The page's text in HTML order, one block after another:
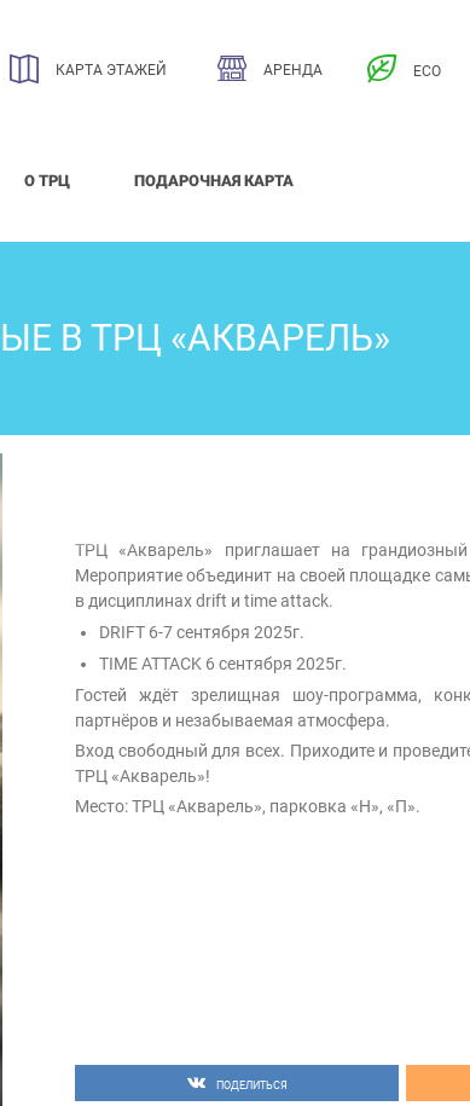
КАРТА ЭТАЖЕЙ АРЕНДА ECO
О ТРЦ ПОДАРОЧНАЯ КАРТА
В ТРЦ «АКВАРЕЛЬ»
ТРЦ «Акварель» приглашает на
Мероприятие объединит на своей площадке
в дисциплинах drift и time attack.
DRIFT 6-7 сентября 2025г.
TIME ATTACK 6 сентября 2025г.
Гостей ждёт зрелищная шоу-программа,
партнёров и незабываемая атмосфера.
Вход свободный для всех. Приходите и
ТРЦ «Акварель»!
Место: ТРЦ «Акварель», парковка «Н», «П».
ПОДЕЛИТЬСЯ